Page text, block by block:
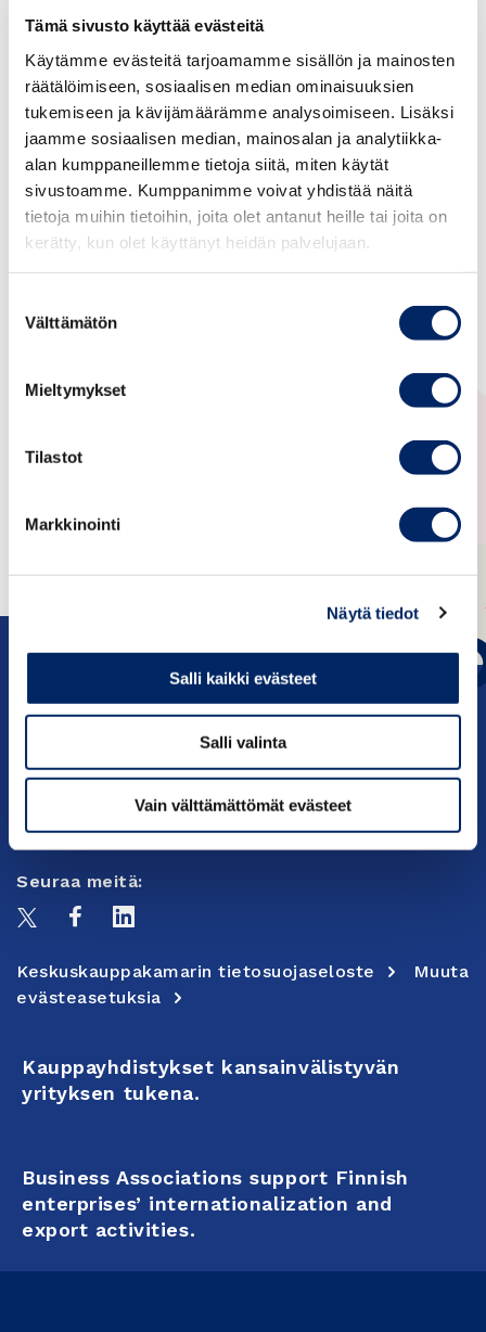
Tämä sivusto käyttää evästeitä
Käytämme evästeitä tarjoamamme sisällön ja mainosten
räätälöimiseen, sosiaalisen median ominaisuuksien
tukemiseen ja kävijämäärämme analysoimiseen. Lisäksi
jaamme sosiaalisen median, mainosalan ja analytiikka-
alan kumppaneillemme tietoja siitä, miten käytät
sivustoamme. Kumppanimme voivat yhdistää näitä
tietoja muihin tietoihin, joita olet antanut heille tai joita on
kerätty, kun olet käyttänyt heidän palvelujaan.
valinta
Välttämätön
Mieltymykset
Tilastot
Markkinointi
Näytä tiedot
Salli kaikki evästeet
Salli valinta
Vain välttämättömät evästeet
chain specialists. It will be an opportunity for
African market and intra-African trade.
The exhibition will provide a special and unique
program that will allow participants and visitors
to attend seminars provided by seasoned
professionals and experts, to organize B2B
meetings between exhibitors and hosted buyers
and drinks.
For further information, please visit:
Helsinki
Seuraa meitä:
Keskuskauppakamarin tietosuojaseloste
Muuta
evästeasetuksia
Kauppayhdistykset kansainvälistyvän
yrityksen tukena.
Business Associations support Finnish
enterprises’ internationalization and
export activities.